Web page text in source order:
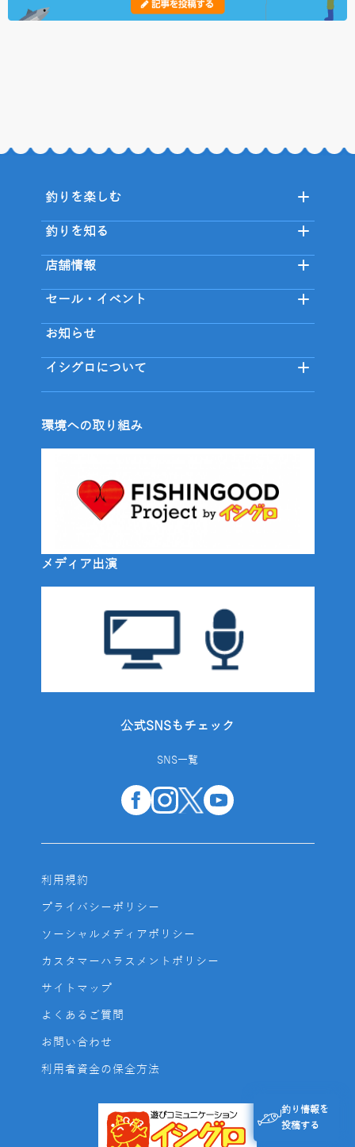
釣り情報を
投稿する
釣りを楽しむ
釣りを知る
店舗情報
セール・イベント
お知らせ
イシグロについて
環境への取り組み
メディア出演
公式SNSもチェック
SNS一覧
利用規約
プライバシーポリシー
ソーシャルメディアポリシー
カスタマーハラスメントポリシー
サイトマップ
よくあるご質問
お問い合わせ
利用者資金の保全方法